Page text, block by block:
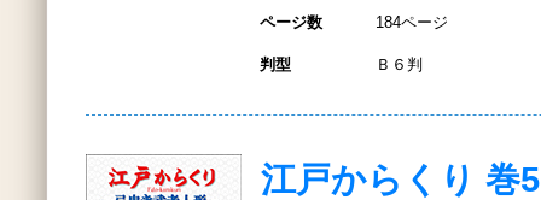
ページ数 184ページ
判型 Ｂ６判
江戸からくり 巻